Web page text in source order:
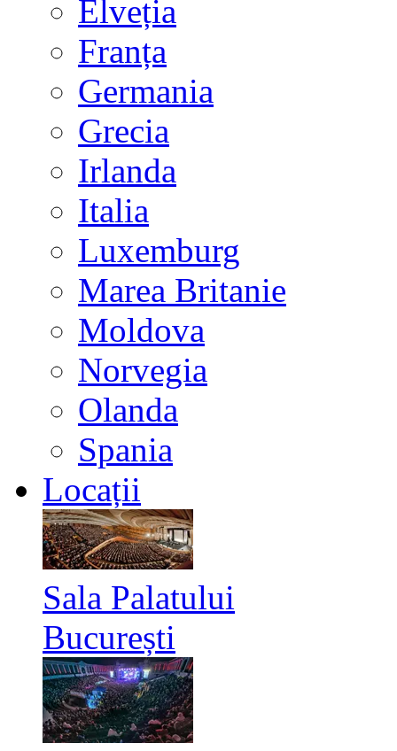
Elveția
Franța
Germania
Grecia
Irlanda
Italia
Luxemburg
Marea Britanie
Moldova
Norvegia
Olanda
Spania
Locații
Sala Palatului
București